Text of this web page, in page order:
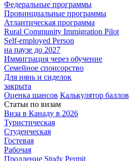
Федеральные программы
Провинциальные программы
Атлантическая программа
Rural Community Immigration Pilot
Self-employed Person
на паузе до 2027
Иммиграция через обучение
Семейное спонсорство
Для нянь и сиделок
закрыта
Оценка шансов Калькулятор баллов
Статьи по визам
Виза в Канаду в 2026
Туристическая
Студенческая
Гостевая
Рабочая
Продление Study Permit